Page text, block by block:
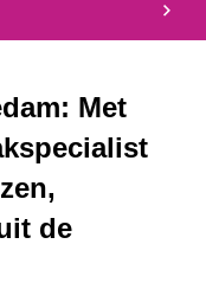
Met
de